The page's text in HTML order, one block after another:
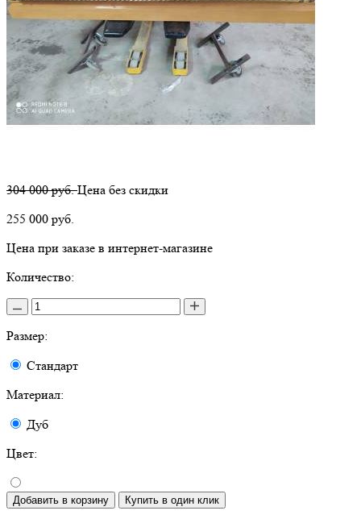
304 000 руб.Цена без скидки
255 000 руб.
Цена при заказе в интернет-магазине
Количество:
Размер:
Стандарт
Материал:
Дуб
Цвет:
Добавить в корзину Купить в один клик